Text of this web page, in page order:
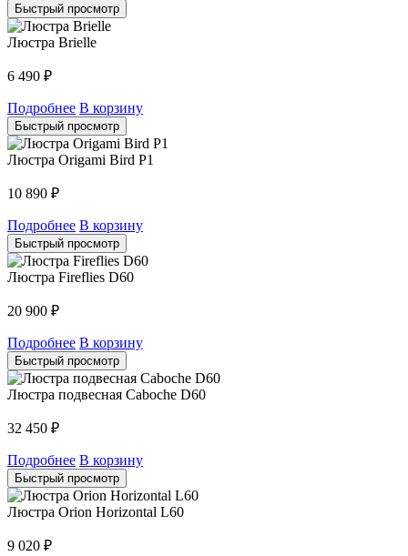
Быстрый просмотр
Люстра Brielle
6 490 ₽
Подробнее В корзину
Быстрый просмотр
Люстра Origami Bird P1
10 890 ₽
Подробнее В корзину
Быстрый просмотр
Люстра Fireflies D60
20 900 ₽
Подробнее В корзину
Быстрый просмотр
Люстра подвесная Caboche D60
32 450 ₽
Подробнее В корзину
Быстрый просмотр
Люстра Orion Horizontal L60
9 020 ₽